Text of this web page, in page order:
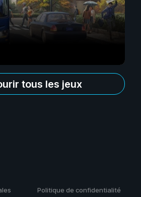
tous les jeux
Politique de confidentialité